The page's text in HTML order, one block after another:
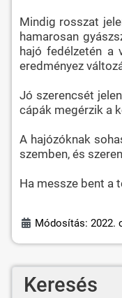
Mindig rosszat
hamarosan
hajó fedélzetén a
eredményez
Jó szerencsét
cápák megérzik a
A hajózóknak
szemben, és
Ha messze bent a
Módosítás: 2022.
Keresés